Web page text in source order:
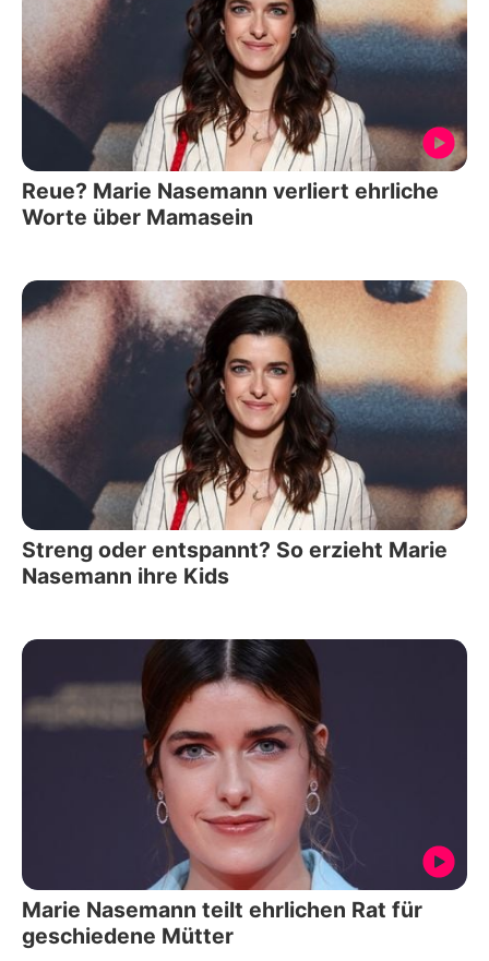
Reue? Marie Nasemann verliert ehrliche
Worte über Mamasein
Streng oder entspannt? So erzieht Marie
Nasemann ihre Kids
Marie Nasemann teilt ehrlichen Rat für
geschiedene Mütter